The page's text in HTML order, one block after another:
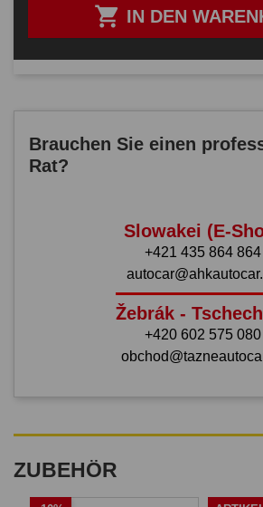
 IN DEN
Brauchen Sie einen
Rat?
Slowakei (E-
+421 435 864 864
Žebrák -
+420 602 575 080
ZUBEHÖR